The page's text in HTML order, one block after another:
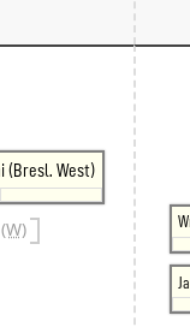
(Bresl. West)
(W)